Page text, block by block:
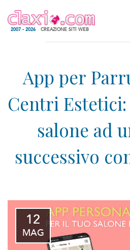
2007 - 2026 CREAZIONE SITI WEB
12
MAG